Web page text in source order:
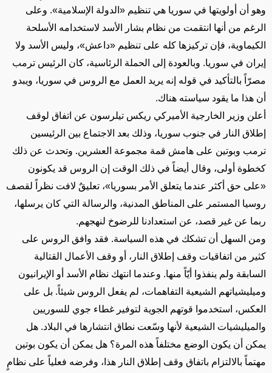
وهو أن أولويتها في سوريا هي تنظيم «الدولة الإسلامية». وعلى
الرغم من أنها انتقمت من نظام بشار الأسد لاستخدامه الأسلحة
الكيماوية، فإن تركيزها كله على تنظيم «داعش»، وليس الأسد ولا
إيران في سوريا. وبالعودة إلى الحملة الرئاسية، كان الرئيس ترمب
مصرّاً بالتأكيد في قوله إنه يريد العمل مع الروس في سوريا، ويبدو
أن هذا ما يقود سياسته هناك.
أعلن وزير الخارجية الأميركي ريكس تيلرسون عن اتفاق لوقف
إطلاق النار في جنوب سوريا، وذلك بعد الاجتماع بين الرئيسين
ترمب وبوتين على هامش قمة مجموعة العشرين. وتحدث عن ذلك
كخطوة أولى، وقال أيضاً في ذلك الوقت إن الروس قد يكونون
«على حق أكثر عندما يتعلق الأمر بسوريا»، تعليقٌ لافت نظراً لقصف
روسيا المستمر على المناطق المدنية، والرسالة التي كان يرسلها،
ربما عن غير قصد، عن استعدادنا للرضوخ لنهجهم.
ومن السهل أن تشكك في هذه السياسة. فقد وافق الروس على
كثير من اتفاقيات وقف إطلاق النار، أو وقف الأعمال القتالية
السابقة ولم ينفذوا أيّاً منها. وعندما انتهك نظام الأسد أو الإيرانيون
وميليشياتهم الشيعية التفاهمات، لم يفعل الروس شيئاً. بل على
العكس، استخدموا قوتهم الجوية لتوفير غطاء جوي للسوريين
والميليشيات الشيعية لأنها وسّعت نطاق انتشارها في البلاد. هل
يمكن أن يكون الوضع مختلفاً هذه المرة؟ هل يمكن أن يكون بوتين
مهتماً بالالتزام باتفاق وقف إطلاق النار هذا، وفرضه فعلياً على نظامٍ